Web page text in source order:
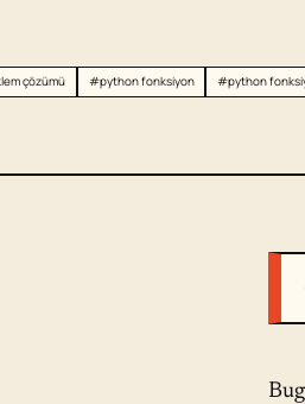
çözümü #python fonksiyon #python